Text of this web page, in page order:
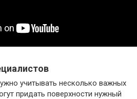
учитывать несколько важных
придать поверхности нужный